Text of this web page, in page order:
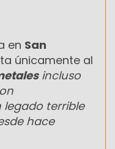
en San
únicamente al
incluso
legado terrible
hace